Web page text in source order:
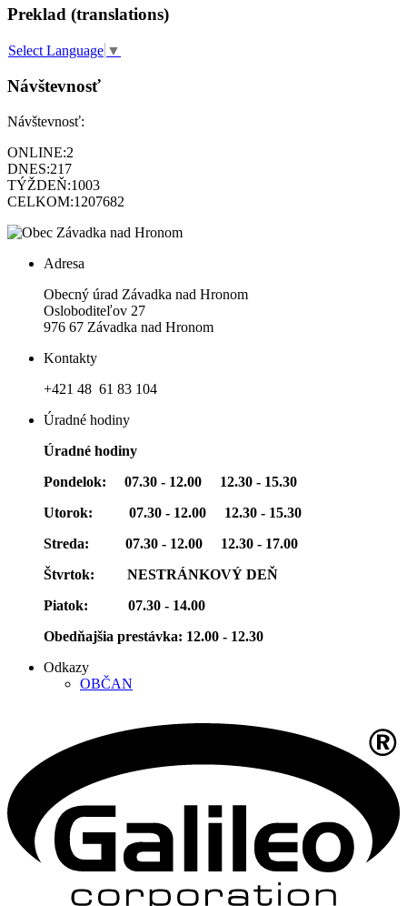
Preklad (translations)
Select Language ▼
Návštevnosť
Návštevnosť:
ONLINE:2
DNES:217
TÝŽDEŇ:1003
CELKOM:1207682
Adresa
Obecný úrad Závadka nad Hronom
Osloboditeľov 27
976 67 Závadka nad Hronom
Kontakty
+421 48 61 83 104
Úradné hodiny
Úradné hodiny
Pondelok: 07.30 - 12.00 12.30 - 15.30
Utorok: 07.30 - 12.00 12.30 - 15.30
Streda: 07.30 - 12.00 12.30 - 17.00
Štvrtok: NESTRÁNKOVÝ DEŇ
Piatok: 07.30 - 14.00
Obedňajšia prestávka: 12.00 - 12.30
Odkazy
OBČAN